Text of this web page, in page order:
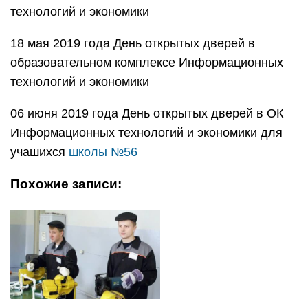
технологий и экономики
18 мая 2019 года День открытых дверей в
образовательном комплексе Информационных
технологий и экономики
06 июня 2019 года День открытых дверей в ОК
Информационных технологий и экономики для
учашихся школы №56
Похожие записи: